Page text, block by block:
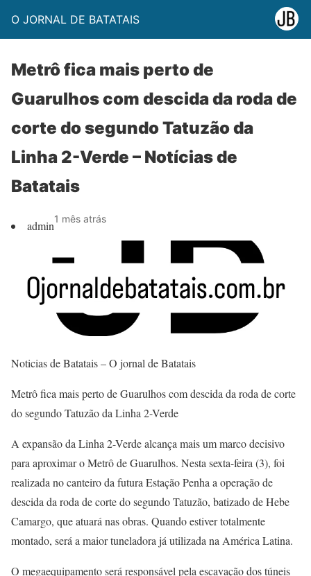
O JORNAL DE BATATAIS
Metrô fica mais perto de
Guarulhos com descida da roda de
corte do segundo Tatuzão da
Linha 2-Verde – Notícias de
Batatais
admin1 mês atrás
Noticias de Batatais – O jornal de Batatais
Metrô fica mais perto de Guarulhos com descida da roda de corte
do segundo Tatuzão da Linha 2-Verde
A expansão da Linha 2-Verde alcança mais um marco decisivo
para aproximar o Metrô de Guarulhos. Nesta sexta-feira (3), foi
realizada no canteiro da futura Estação Penha a operação de
descida da roda de corte do segundo Tatuzão, batizado de Hebe
Camargo, que atuará nas obras. Quando estiver totalmente
montado, será a maior tuneladora já utilizada na América Latina.
O megaequipamento será responsável pela escavação dos túneis